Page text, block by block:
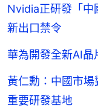
Nvidia正研發「
新出口禁令
華為開發全新AI
黃仁勳：中國市
重要研發基地